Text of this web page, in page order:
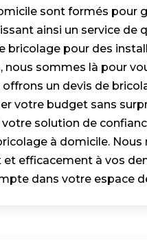
sont formés pour
ainsi un service de
bricolage pour des
nous sommes là pour
un devis de
votre budget sans
solution de
à domicile. Nous
efficacement à vos
dans votre espace